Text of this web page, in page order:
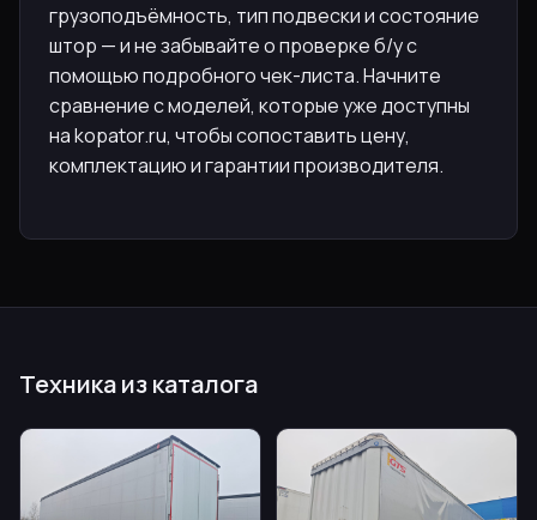
грузоподъёмность, тип подвески и состояние
штор — и не забывайте о проверке б/у с
помощью подробного чек-листа. Начните
сравнение с моделей, которые уже доступны
на kopator.ru, чтобы сопоставить цену,
комплектацию и гарантии производителя.
Техника из каталога